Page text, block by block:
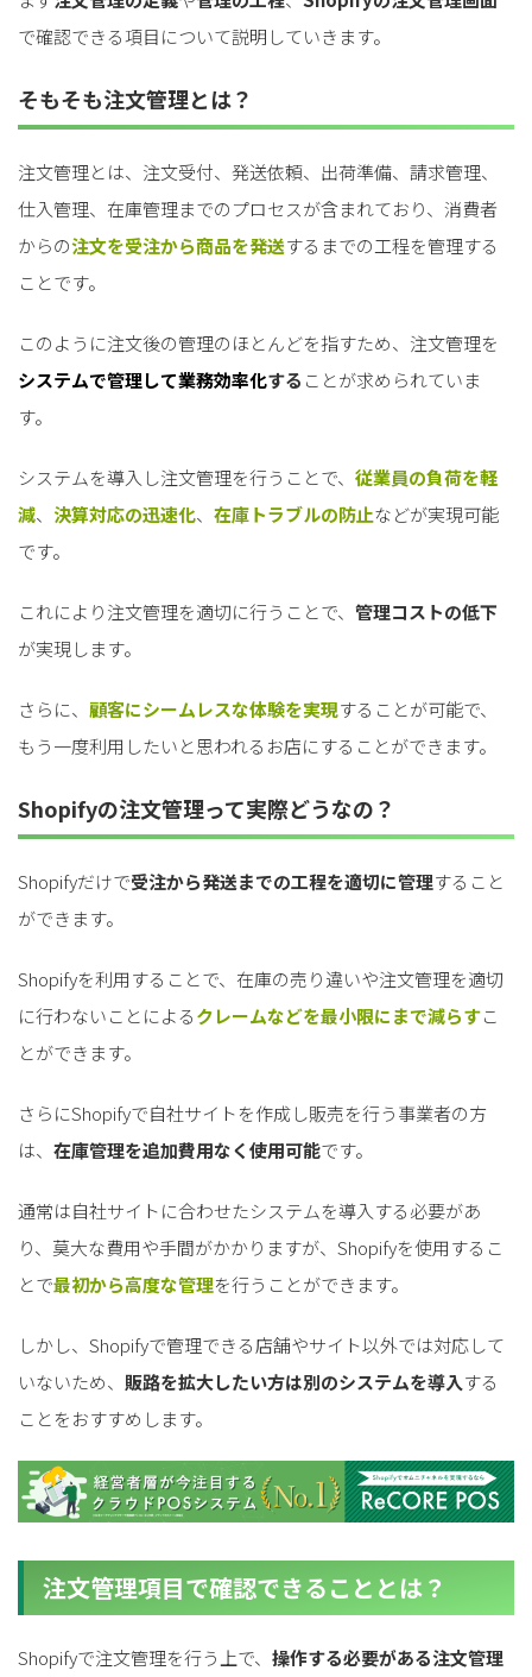
で確認できる項目について説明していきます。
そもそも注文管理とは？
注文管理とは、注文受付、発送依頼、出荷準備、請求管理、
仕入管理、在庫管理までのプロセスが含まれており、消費者
からの注文を受注から商品を発送するまでの工程を管理する
ことです。
このように注文後の管理のほとんどを指すため、注文管理を
システムで管理して業務効率化する ことが求められていま
す。
システムを導入し注文管理を行うことで、 従業員の負荷を軽
減、 決算対応の迅速化、 在庫トラブルの防止などが実現可能
です。
これにより注文管理を適切に行うことで、 管理コストの低下
が実現します。
さらに、 顧客にシームレスな体験を実現することが可能で、
もう一度利用したいと思われるお店にすることができます。
Shopifyの注文管理って実際どうなの？
Shopifyだけで受注から発送までの工程を適切に管理すること
ができます。
Shopifyを利用することで、在庫の売り違いや注文管理を適切
に行わないことによるクレームなどを最小限にまで減らすこ
とができます。
さらにShopifyで自社サイトを作成し販売を行う事業者の方
は、 在庫管理を追加費用なく使用可能です。
通常は自社サイトに合わせたシステムを導入する必要があ
り、莫大な費用や手間がかかりますが、Shopifyを使用するこ
とで最初から高度な管理を行うことができます。
しかし、Shopifyで管理できる店舗やサイト以外では対応して
いないため、 販路を拡大したい方は別のシステムを導入する
ことをおすすめします。
注文管理項目で確認できることとは？
Shopifyで注文管理を行う上で、 操作する必要がある注文管理